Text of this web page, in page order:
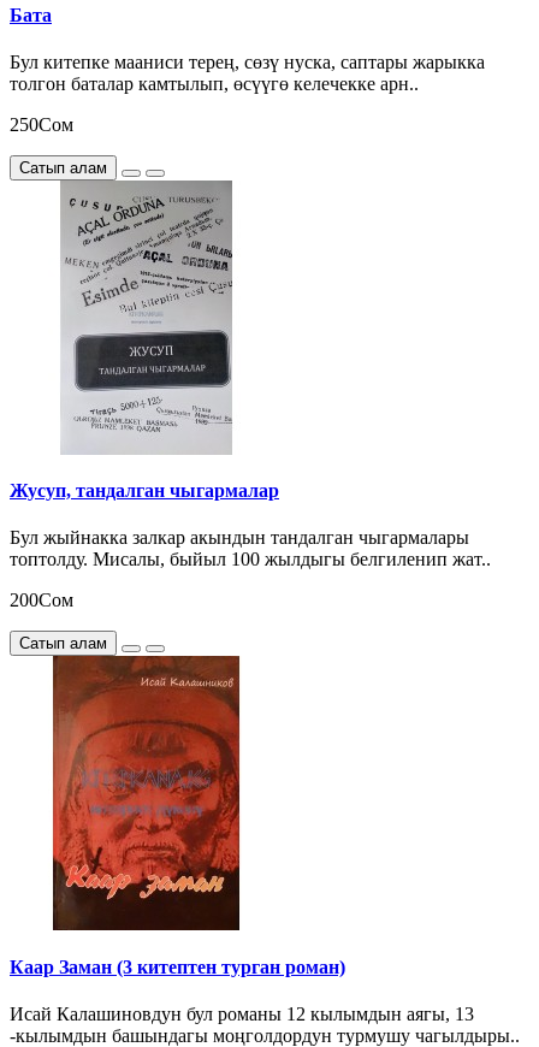
Бата
Бул китепке мааниси терең, сөзү нуска, саптары жарыкка
толгон баталар камтылып, өсүүгө келечекке арн..
250Сом
Сатып алам
Жусуп, тандалган чыгармалар
Бул жыйнакка залкар акындын тандалган чыгармалары
топтолду. Мисалы, быйыл 100 жылдыгы белгиленип жат..
200Сом
Сатып алам
Каар Заман (3 китептен турган роман)
Исай Калашиновдун бул романы 12 кылымдын аягы, 13
-кылымдын башындагы моңголдордун турмушу чагылдыры..